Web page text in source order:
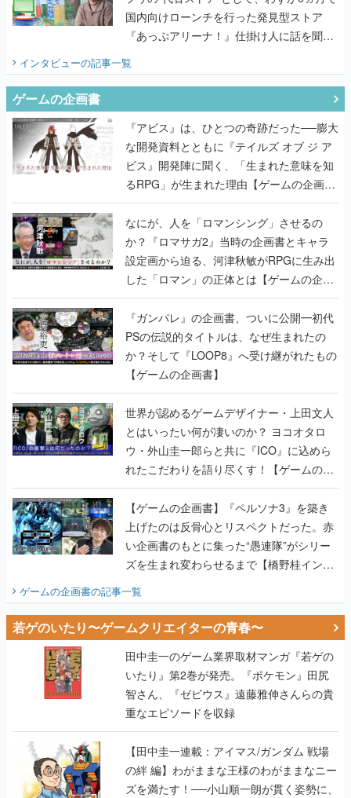
国内向けローンチを行った発見型ストア
『あっぷアリーナ！』仕掛け人に話を聞い
てみた
インタビューの記事一覧
ゲームの企画書
『アビス』は、ひとつの奇跡だった──膨大
な開発資料とともに『テイルズ オブ ジ ア
ビス』開発陣に聞く、「生まれた意味を知
るRPG」が生まれた理由【ゲームの企画
書】
なにが、人を「ロマンシング」させるの
か？『ロマサガ2』当時の企画書とキャラ
設定画から迫る、河津秋敏がRPGに生み出
した「ロマン」の正体とは【ゲームの企画
書】
『ガンパレ』の企画書、ついに公開━初代
PSの伝説的タイトルは、なぜ生まれたの
か？そして『LOOP8』へ受け継がれたもの
【ゲームの企画書】
世界が認めるゲームデザイナー・上田文人
とはいったい何が凄いのか？ ヨコオタロ
ウ・外山圭一郎らと共に『ICO』に込めら
れたこだわりを語り尽くす！【ゲームの企
画書】
【ゲームの企画書】『ペルソナ3』を築き
上げたのは反骨心とリスペクトだった。赤
い企画書のもとに集った“愚連隊”がシリー
ズを生まれ変わらせるまで【橋野桂インタ
ビュー】
ゲームの企画書の記事一覧
若ゲのいたり〜ゲームクリエイターの青春〜
田中圭一のゲーム業界取材マンガ『若ゲの
いたり』第2巻が発売。『ポケモン』田尻
智さん、『ゼビウス』遠藤雅伸さんらの貴
重なエピソードを収録
【田中圭一連載：アイマス/ガンダム 戦場
の絆 編】わがままな王様のわがままなニー
ズを満たす！──小山順一朗が貫く姿勢に、